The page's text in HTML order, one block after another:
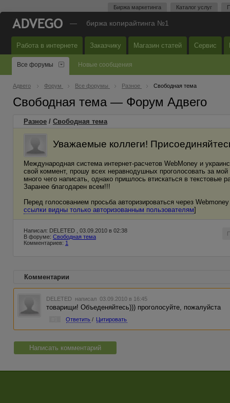
Биржа маркетинга Каталог услуг
— биржа копирайтинга №1
Работа в интернете Заказчику Магазин статей Сервис
Все форумы Новые сообщения
Адвего Форум Все форумы Разное Свободная тема
Свободная тема — Форум Адвего
Разное / Свободная тема
Уважаемые коллеги!
Международная система интернет-расчетов WebMoney и
свой коммент, прошу всех неравнодушных проголосовать за
много чего написать, однако пришлось втискаться в
Заранее благодарен всем!!!
Перед голосованием просьба авторизироваться через
ссылки видны только авторизованным пользователям]
Написал: DELETED , 03.09.2010 в 02:38
В форуме: Свободная тема
Комментариев: 1
Комментарии
DELETED написал 03.09.2010 в 16:45
товарищи! Объеденяйтесь))) проголосуйте, пожалуйста
Ответить / Цитировать
Написать комментарий